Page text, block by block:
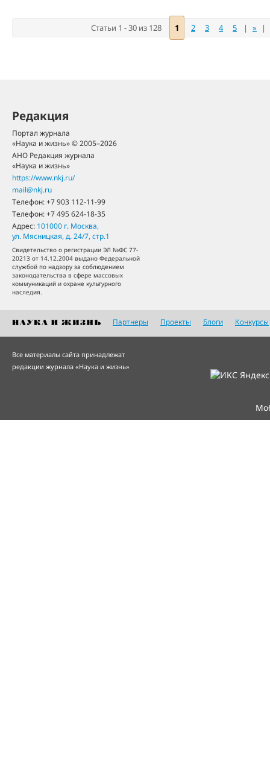
Статьи 1 - 30 из 128 1 2 3 4 5 | » |
Редакция
Портал журнала
«Наука и жизнь» © 2005–2026
АНО Редакция журнала
«Наука и жизнь»
https://www.nkj.ru/
mail@nkj.ru
Телефон:+7 903 112-11-99
Телефон:+7 495 624-18-35
Адрес: 101000 г. Москва,
ул. Мясницкая, д. 24/7, стр.1
Свидетельство о регистрации ЭЛ №ФС 77-
20213 от 14.12.2004 выдано Федеральной
службой по надзору за соблюдением
законодательства в сфере массовых
коммуникаций и охране культурного
наследия.
Партнеры Проекты Блоги Конкурсы
Все материалы сайта принадлежат
редакции журнала «Наука и жизнь»